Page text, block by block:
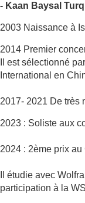
- Kaan Baysal
2003 Naissance à
2014 Premier
Il est sélectionné
International en
2017- 2021 De très
2023 : Soliste aux
2024 : 2ème prix
Il étudie avec
participation à la